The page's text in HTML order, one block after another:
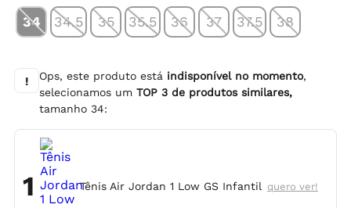
34 34.5 35 35.5 36 37 37.5 38
! Ops, este produto está indisponível no momento,
selecionamos umTOP3 de produtos similares,
tamanho34:
1 Tênis Air Jordan 1 Low GS Infantil quero ver!